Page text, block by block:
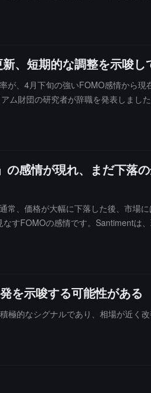
良かっただろうと述べている。なぜ
短期的な調整を示唆し
、4月下旬の強いFOMO感情から現
財団の研究者が辞職を発表しまし
個の3倍以上です。年初にはDeFi
慎重さが求められます。
感情が現れ、まだ下落
、価格が大幅に下落した後、市場
すFOMOの感情です。Santimentは
しやすいからです。Santimentは、
を示唆する可能性がある
的なシグナルであり、相場が近く